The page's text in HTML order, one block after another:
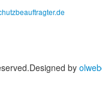
Designed by